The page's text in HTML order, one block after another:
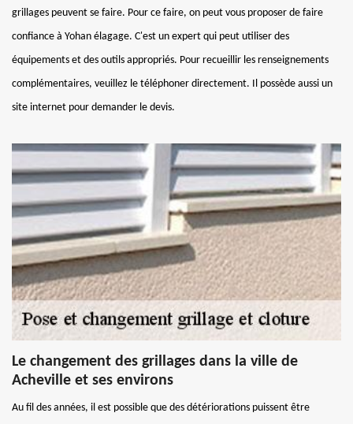
grillages peuvent se faire. Pour ce faire, on peut vous proposer de faire
confiance à Yohan élagage. C'est un expert qui peut utiliser des
équipements et des outils appropriés. Pour recueillir les renseignements
complémentaires, veuillez le téléphoner directement. Il possède aussi un
site internet pour demander le devis.
Le changement des grillages dans la ville de
Acheville et ses environs
Au fil des années, il est possible que des détériorations puissent être